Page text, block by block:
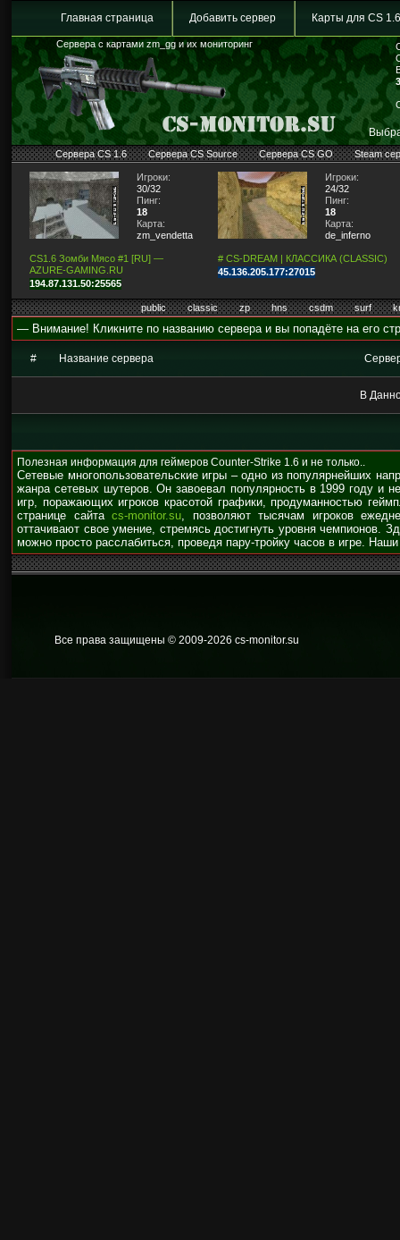
Главная страница Добавить сервер Карты для CS 1.6
Сервера с картами zm_gg и их мониторинг
Сервера CS 1.6 Сервера CS Source Сервера CS GO Steam
Игроки:
30/32
Пинг:
18
Карта:
zm_vendetta
CS1.6 Зомби Мясо #1 [RU] —
AZURE-GAMING.RU
194.87.131.50:25565
Игроки:
24/32
Пинг:
18
Карта:
de_inferno
# CS-DREAM | КЛАССИКА (CLASSIC)
45.136.205.177:27015
public classic zp hns csdm surf
— Внимание! Кликните по названию сервера и вы попадёте на его
# Название сервера
В
Полезная информация для геймеров Counter-Strike 1.6 и не только..
Сетевые многопользовательские игры – одно из популярнейших
жанра сетевых шутеров. Он завоевал популярность в 1999 году и
игр, поражающих игроков красотой графики, продуманностью
странице сайта cs-monitor.su, позволяют тысячам игроков
оттачивают свое умение, стремясь достигнуть уровня чемпионов.
можно просто расслабиться, проведя пару-тройку часов в игре.
Все права защищены © 2009-2026 cs-monitor.su